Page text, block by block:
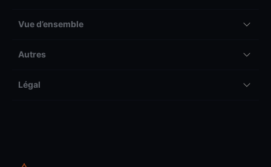
Vue d’ensemble
Autres
Légal